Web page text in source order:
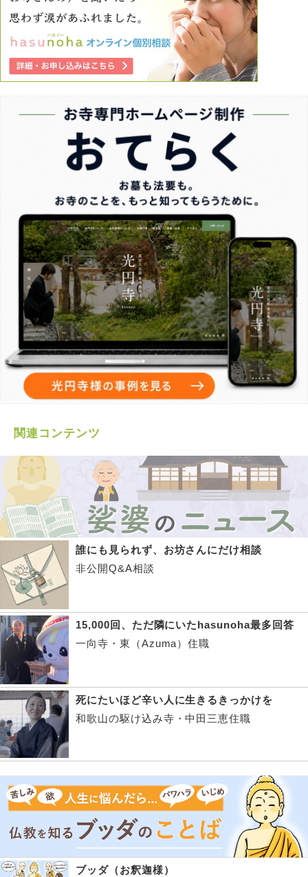
関連コンテンツ
誰にも見られず、お坊さんにだけ相談
非公開Q&A相談
15,000回、ただ隣にいたhasunoha最多回答
一向寺・東（Azuma）住職
死にたいほど辛い人に生きるきっかけを
和歌山の駆け込み寺・中田三恵住職
ブッダ（お釈迦様）